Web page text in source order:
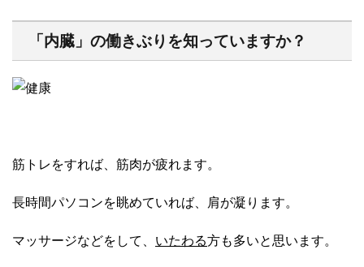
「内臓」の働きぶりを知っていますか？
筋トレをすれば、筋肉が疲れます。
長時間パソコンを眺めていれば、肩が凝ります。
マッサージなどをして、 いたわる方も多いと思います。